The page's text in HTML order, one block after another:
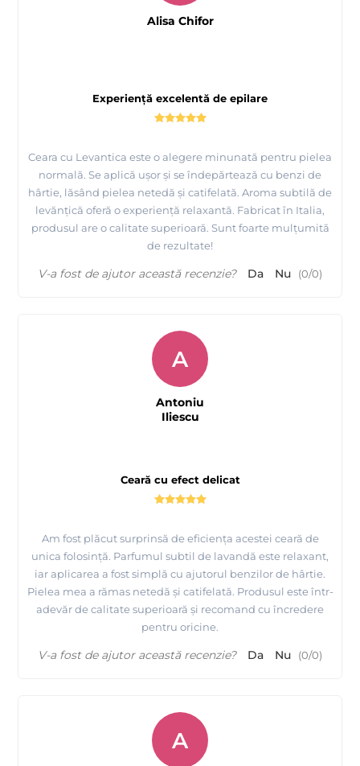
Experiență excelentă de epilare
Ceara cu Levantica este o alegere minunată pentru pielea
normală. Se aplică ușor și se îndepărtează cu benzi de
hârtie, lăsând pielea netedă și catifelată. Aroma subtilă de
levănțică oferă o experiență relaxantă. Fabricat în Italia,
produsul are o calitate superioară. Sunt foarte mulțumită
de rezultate!
Alisa Chifor
V-a fost de ajutor această recenzie? Da Nu (0/0)
Ceară cu efect delicat
Am fost plăcut surprinsă de eficiența acestei ceară de
unica folosință. Parfumul subtil de lavandă este relaxant,
iar aplicarea a fost simplă cu ajutorul benzilor de hârtie.
Pielea mea a rămas netedă și catifelată. Produsul este într-
adevăr de calitate superioară și recomand cu încredere
pentru oricine.
A
Antoniu
Iliescu
V-a fost de ajutor această recenzie? Da Nu (0/0)
A